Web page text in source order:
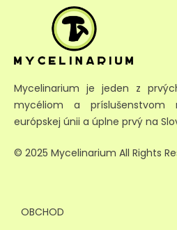
Mycelinarium je jeden z
mycéliom a
európskej únii a úplne prvý na
© 2025 Mycelinarium All Rights
OBCHOD